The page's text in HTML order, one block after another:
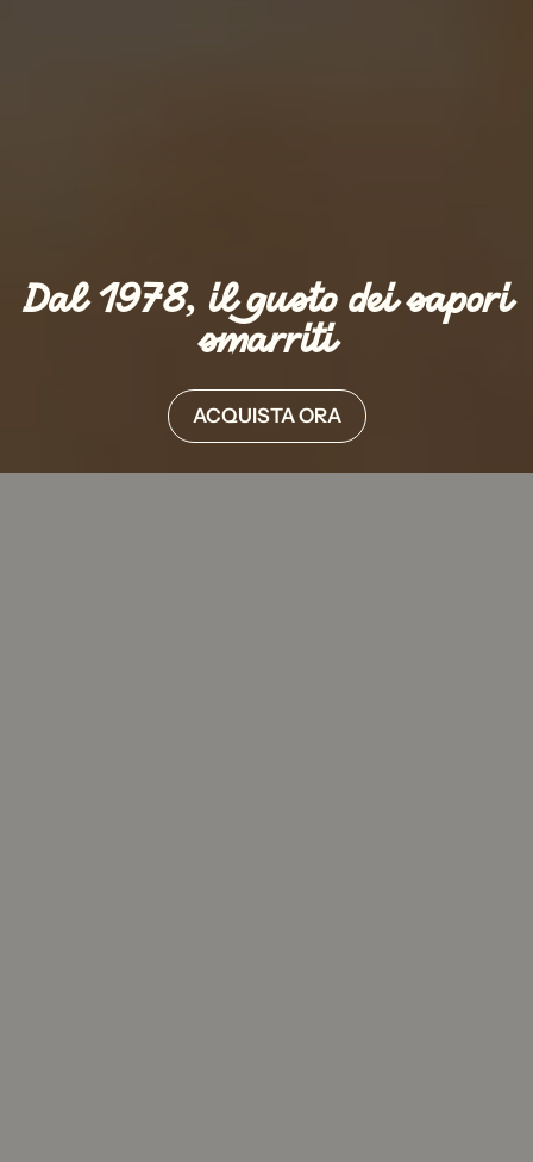
Dal 1978, il gusto dei sapori
smarriti
ACQUISTA ORA